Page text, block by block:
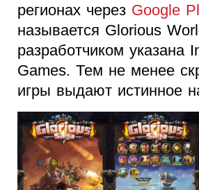
регионах через Google
называется Glorious
разработчиком указана
Games. Тем не менее
игры выдают истинное